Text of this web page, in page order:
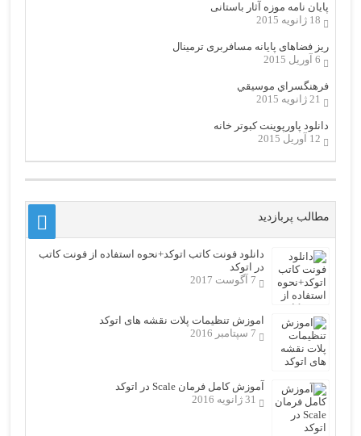
پایان نامه موزه آثار باستانی
18 ژانویه 2015
ریز فضاهای پایانه مسافربری ترمینال
6 آوریل 2015
فرهنگسراي موسيقي
21 ژانویه 2015
دانلود پاورپوینت کبوتر خانه
12 آوریل 2015
مطالب پربازدید
دانلود فونت کاتب اتوکد+نحوه استفاده از فونت کاتب
در اتوکد
7 آگوست 2017
اموزش تنظیمات پلات نقشه های اتوکد
7 سپتامبر 2016
آموزش کامل فرمان Scale در اتوکد
31 ژانویه 2016